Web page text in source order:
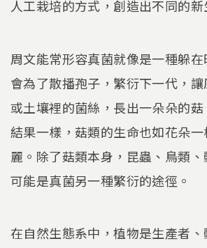
人工栽培的方式，創造出不同的新
周文能常形容真菌就像是一種躲
會為了散播孢子，繁衍下一代，
或土壤裡的菌絲，長出一朵朵的
結果一樣，菇類的生命也如花朵
麗。除了菇類本身，昆蟲、鳥類
可能是真菌另一種繁衍的途徑。
在自然生態系中，植物是生產者、